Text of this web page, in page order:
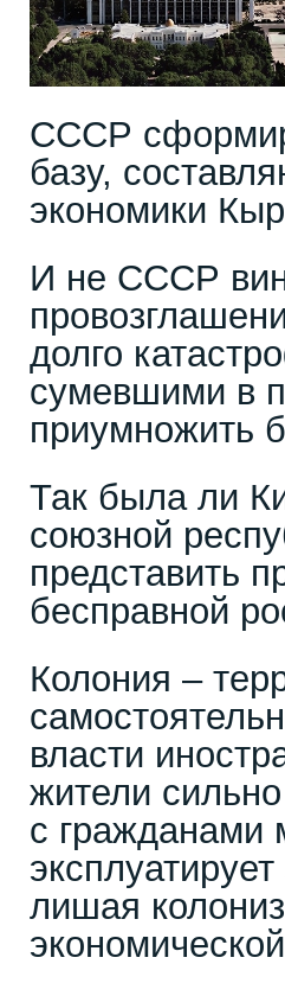
СССР
базу,
экономики
И не СССР
долго
сумевшими в
приумножить
Так была ли
союзной
представить
бесправной
Колония –
власти
жители
с гражданами
лишая